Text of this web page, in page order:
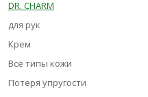
DR. CHARM
для рук
Крем
Все типы кожи
Потеря упругости